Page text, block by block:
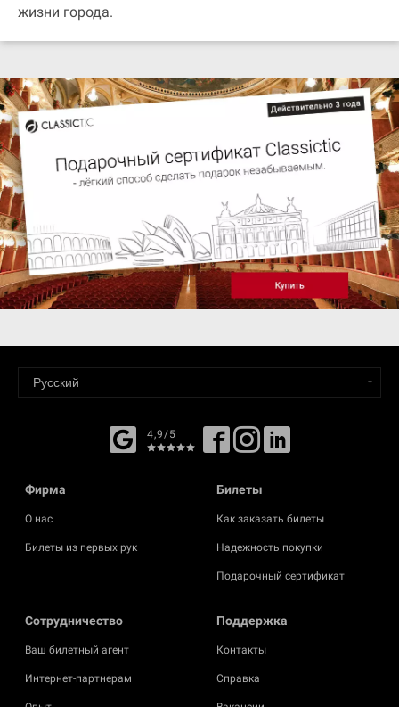
жизни города.
4,9/5
Фирма
О нас
Билеты из первых рук
Билеты
Как заказать билеты
Надежность покупки
Подарочный сертификат
Cотрудничество
Ваш билетный агент
Интернет-партнерам
Поддержка
Контакты
Справка